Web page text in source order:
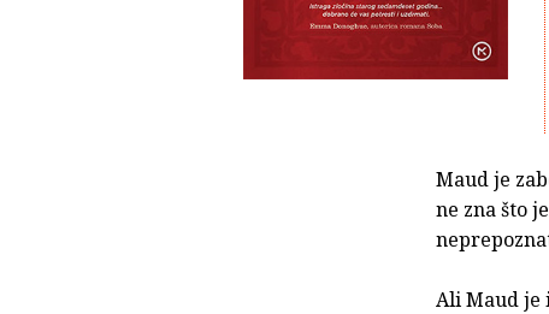
Maud je
ne zna što
Ali Maud je